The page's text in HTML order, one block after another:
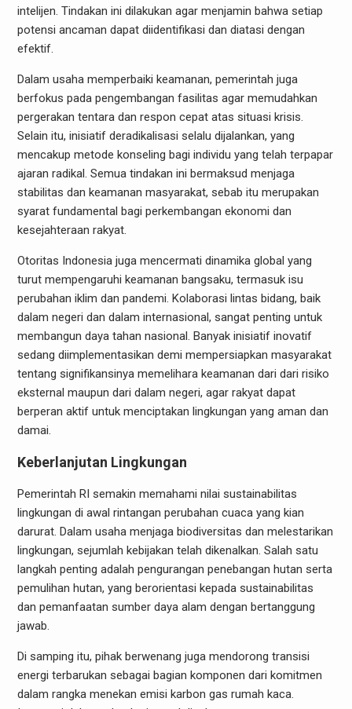
intelijen. Tindakan ini dilakukan agar menjamin bahwa setiap
potensi ancaman dapat diidentifikasi dan diatasi dengan
efektif.
Dalam usaha memperbaiki keamanan, pemerintah juga
berfokus pada pengembangan fasilitas agar memudahkan
pergerakan tentara dan respon cepat atas situasi krisis.
Selain itu, inisiatif deradikalisasi selalu dijalankan, yang
mencakup metode konseling bagi individu yang telah terpapar
ajaran radikal. Semua tindakan ini bermaksud menjaga
stabilitas dan keamanan masyarakat, sebab itu merupakan
syarat fundamental bagi perkembangan ekonomi dan
kesejahteraan rakyat.
Otoritas Indonesia juga mencermati dinamika global yang
turut mempengaruhi keamanan bangsaku, termasuk isu
perubahan iklim dan pandemi. Kolaborasi lintas bidang, baik
dalam negeri dan dalam internasional, sangat penting untuk
membangun daya tahan nasional. Banyak inisiatif inovatif
sedang diimplementasikan demi mempersiapkan masyarakat
tentang signifikansinya memelihara keamanan dari dari risiko
eksternal maupun dari dalam negeri, agar rakyat dapat
berperan aktif untuk menciptakan lingkungan yang aman dan
damai.
Keberlanjutan Lingkungan
Pemerintah RI semakin memahami nilai sustainabilitas
lingkungan di awal rintangan perubahan cuaca yang kian
darurat. Dalam usaha menjaga biodiversitas dan melestarikan
lingkungan, sejumlah kebijakan telah dikenalkan. Salah satu
langkah penting adalah pengurangan penebangan hutan serta
pemulihan hutan, yang berorientasi kepada sustainabilitas
dan pemanfaatan sumber daya alam dengan bertanggung
jawab.
Di samping itu, pihak berwenang juga mendorong transisi
energi terbarukan sebagai bagian komponen dari komitmen
dalam rangka menekan emisi karbon gas rumah kaca.